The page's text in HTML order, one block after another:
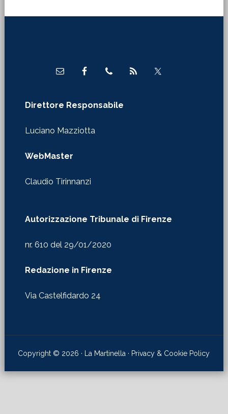
Direttore Responsabile
Luciano Mazziotta
WebMaster
Claudio Tirinnanzi
Autorizzazione Tribunale di Firenze
nr. 610 del 29/01/2020
Redazione in Firenze
Via Castelfidardo 24
Copyright © 2026 · La Martinella · Privacy & Cookie Policy